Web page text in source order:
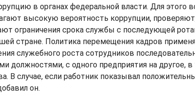
в органах федеральной власти. Для этого
высокую вероятность коррупции,
ограничения срока службы с последующей
стране. Политика перемещения кадров
служебного роста сотрудников
с одного предприятия на другое, в
В случае, если работник показывал
он.